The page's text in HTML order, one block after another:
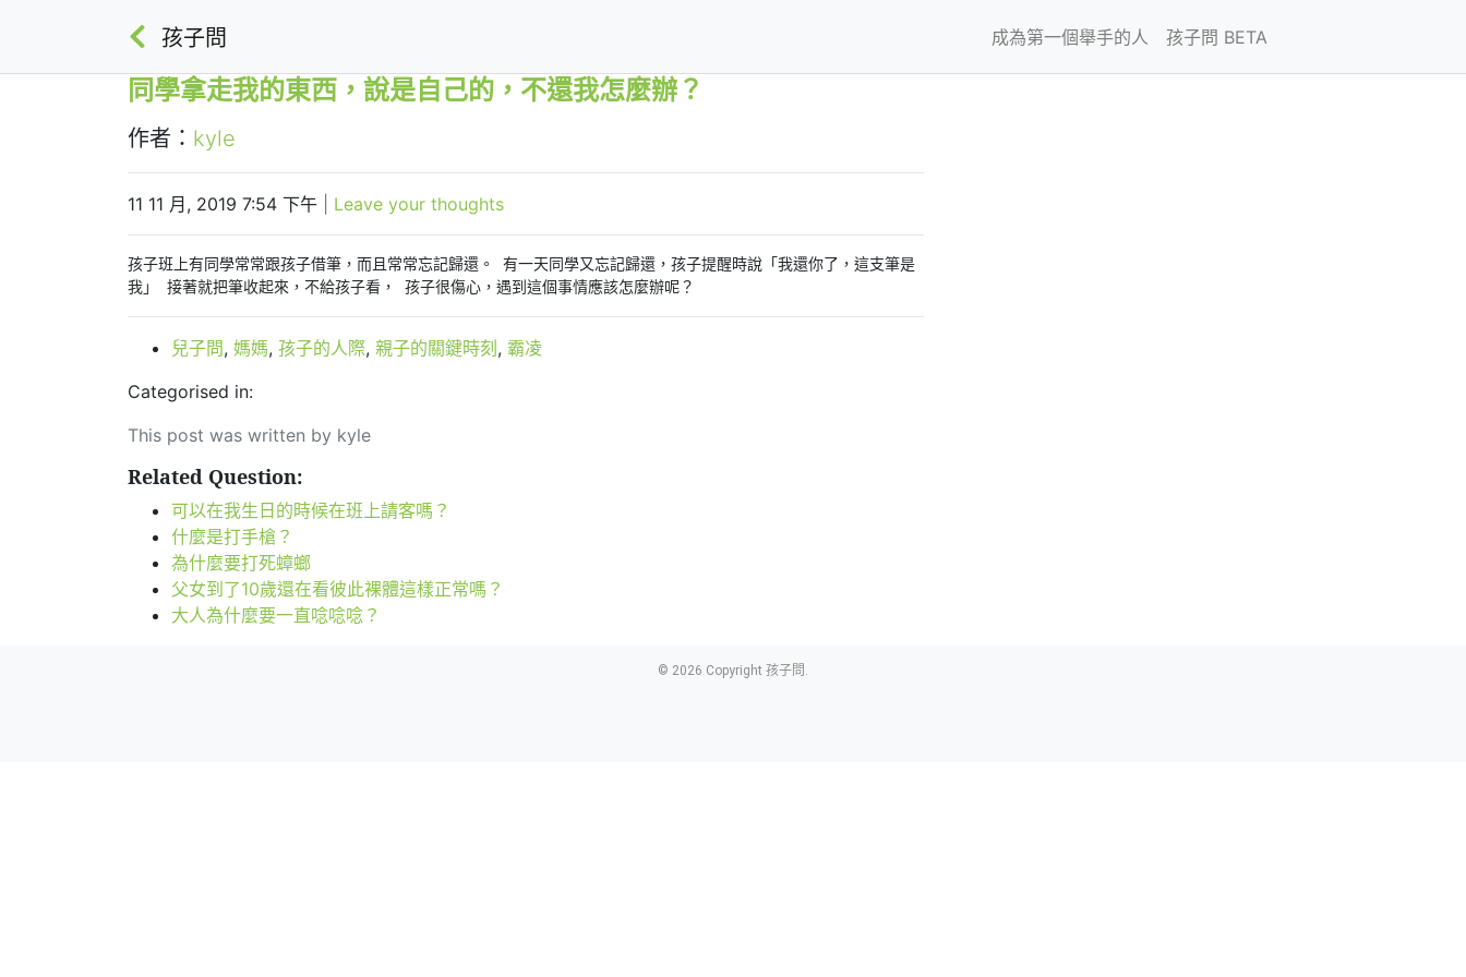
孩子問 成為第一個舉手的人 孩子問 BETA
同學拿走我的東西，說是自己的，不還我怎麼辦？
作者： kyle
11 11 月, 2019 7:54 下午 Leave your thoughts
孩子班上有同學常常跟孩子借筆，而且常常忘記歸還。 有一天同學又忘記歸還，孩子提醒時說「我還你了，這支筆是
我」
接著就把筆收起來，不給孩子看， 孩子很傷心，遇到這個事情應該怎麼辦呢？
兒子問, 媽媽, 孩子的人際, 親子的關鍵時刻 , 霸凌
Categorised in:
This post was written by kyle
Related Question:
可以在我生日的時候在班上請客嗎？
什麼是打手槍？
為什麼要打死蟑螂
父女到了10歲還在看彼此裸體這樣正常嗎？
大人為什麼要一直唸唸唸？
© 2026 Copyright 孩子問.